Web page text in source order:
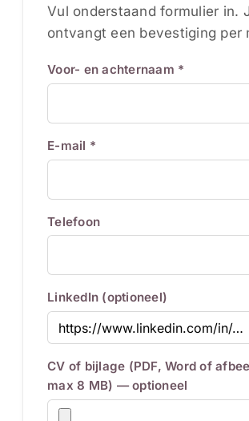
Vul onderstaand formulier in.
ontvangt een bevestiging per
Voor- en achternaam *
E-mail *
Telefoon
LinkedIn (optioneel)
CV of bijlage (PDF, Word of
max 8 MB) — optioneel